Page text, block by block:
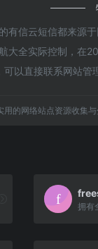
有信云短信都来源
大全实际控制，在
以直接联系网站管
的网络站点资源收集与